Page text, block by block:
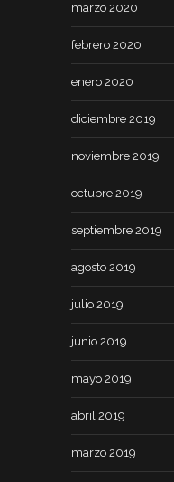
marzo 2020
febrero 2020
enero 2020
diciembre 2019
noviembre 2019
octubre 2019
septiembre 2019
agosto 2019
julio 2019
junio 2019
mayo 2019
abril 2019
marzo 2019